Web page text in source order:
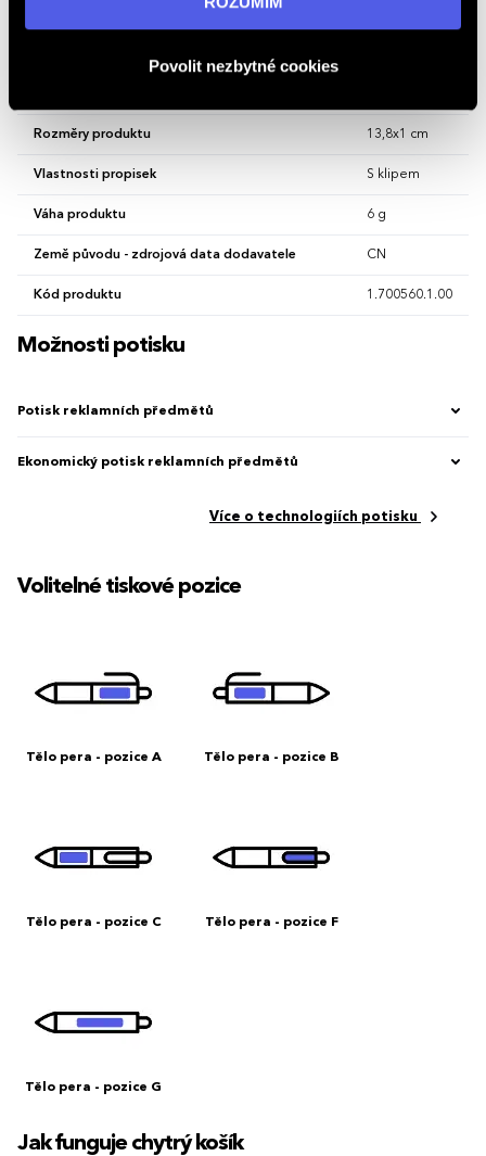
Povolit nezbytné cookies
Rozměry produktu 13,8x1 cm
Vlastnosti propisek S klipem
Váha produktu 6 g
Země původu - zdrojová data dodavatele CN
Kód produktu 1.700560.1.00
Možnosti potisku
Potisk reklamních předmětů
Ekonomický potisk reklamních předmětů
Více o technologiích potisku
Volitelné tiskové pozice
Tělo pera - pozice A Tělo pera - pozice B
Tělo pera - pozice C Tělo pera - pozice F
Tělo pera - pozice G
Jak funguje chytrý košík